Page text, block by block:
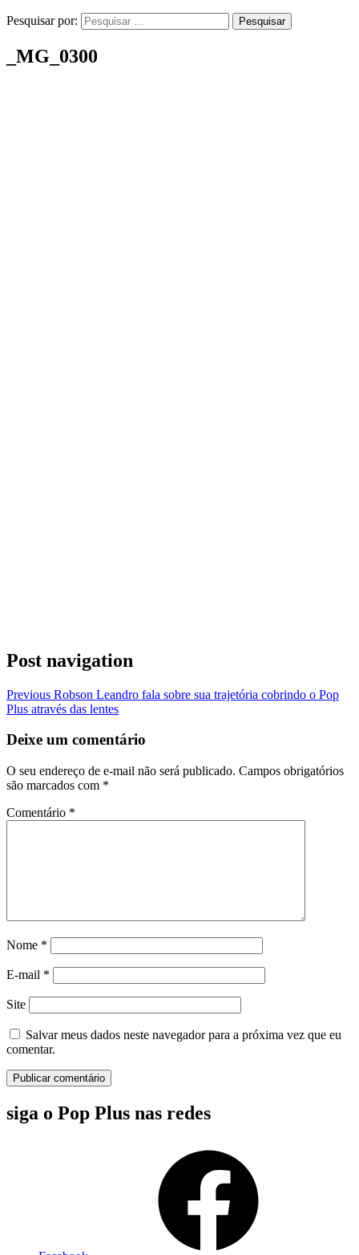
Pesquisar por:
_MG_0300
Post navigation
Previous Robson Leandro fala sobre sua trajetória cobrindo o Pop
Plus através das lentes
Deixe um comentário
O seu endereço de e-mail não será publicado. Campos obrigatórios
são marcados com *
Comentário *
Nome *
E-mail *
Site
Salvar meus dados neste navegador para a próxima vez que eu
comentar.
siga o Pop Plus nas redes